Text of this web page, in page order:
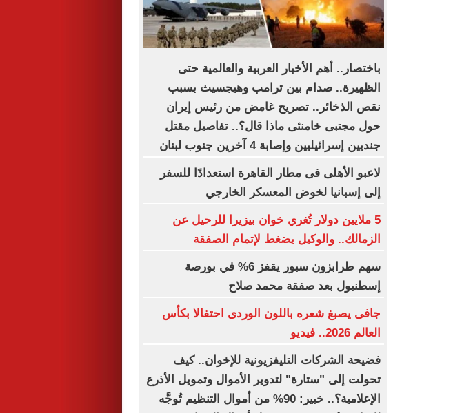
باختصار.. أهم الأخبار العربية والعالمية حتى
الظهيرة.. صدام بين ترامب وهيجسيث بسبب
نقص الذخائر.. تصريح غامض من رئيس إيران
حول مجتبى خامنئى ماذا قال؟.. تفاصيل مقتل
جنديين إسرائيليين وإصابة 4 آخرين جنوب لبنان
لاعبو الأهلى فى مطار القاهرة استعدادًا للسفر
إلى إسبانيا لخوض المعسكر الخارجي
5 ملايين دولار تُغري خوان بيزيرا للرحيل عن
الزمالك.. والوكيل يضغط لإتمام الصفقة
سهم طرابزون سبور يقفز 6% في بورصة
إسطنبول بعد صفقة محمد صلاح
جافى يصبغ شعره باللون الوردى احتفالا بكأس
العالم 2026.. فيديو
فضيحة الشركات التليفزيونية للإخوان.. كيف
تحولت إلى "ستارة" لتدوير الأموال وتمويل الأذرع
الإعلامية؟.. خبير: 90% من أموال التنظيم تُوجَّه